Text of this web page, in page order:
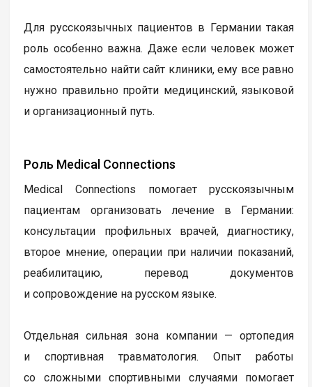
Для русскоязычных пациентов в Германии такая
роль особенно важна. Даже если человек может
самостоятельно найти сайт клиники, ему все равно
нужно правильно пройти медицинский, языковой
и организационный путь.
Роль Medical Connections
Medical Connections помогает русскоязычным
пациентам организовать лечение в Германии:
консультации профильных врачей, диагностику,
второе мнение, операции при наличии показаний,
реабилитацию, перевод документов
и сопровождение на русском языке.
Отдельная сильная зона компании — ортопедия
и спортивная травматология. Опыт работы
со сложными спортивными случаями помогает